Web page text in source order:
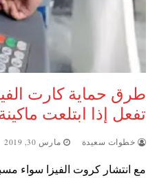
طرق حماية كارت
تفعل إذا ابتلعت
خطوات سعيدة مارس 30, 2019
مع انتشار كروت الفيزا سواء